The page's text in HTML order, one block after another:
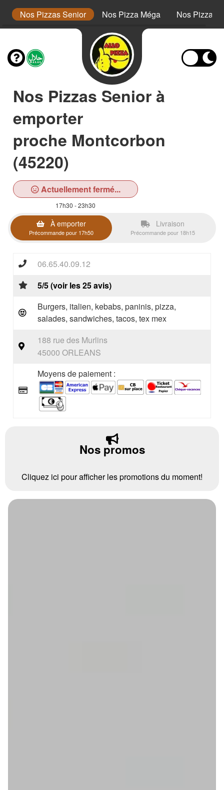
Nos Pizzas Senior Nos Pizza Méga Nos Pizzas
Nos Pizzas Senior à
emporter
proche Montcorbon
(45220)
Actuellement fermé...
17h30 - 23h30
À emporter
Précommande pour 17h50
Livraison
Précommande pour 18h15
06.65.40.09.12
5/5 (voir les 25 avis)
Burgers, italien, kebabs, paninis, pizza,
salades, sandwiches, tacos, tex mex
188 rue des Murlins
45000 ORLEANS
Moyens de paiement :
Nos promos
Cliquez ici pour afficher les promotions du moment!